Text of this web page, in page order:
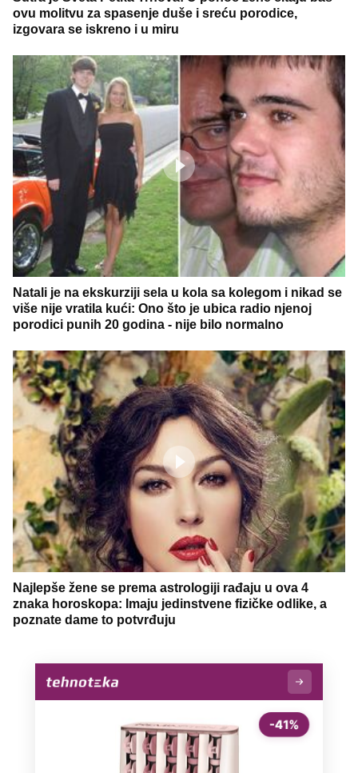
ovu molitvu za spasenje duše i sreću porodice,
izgovara se iskreno i u miru
Natali je na ekskurziji sela u kola sa kolegom i nikad se
više nije vratila kući: Ono što je ubica radio njenoj
porodici punih 20 godina - nije bilo normalno
Najlepše žene se prema astrologiji rađaju u ova 4
znaka horoskopa: Imaju jedinstvene fizičke odlike, a
poznate dame to potvrđuju